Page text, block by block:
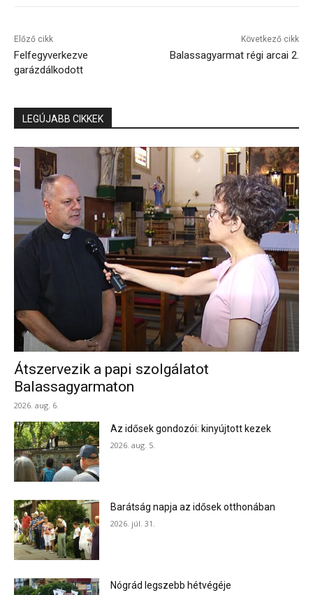
Előző cikk
Felfegyverkezve
garázdálkodott
Következő cikk
Balassagyarmat régi arcai 2.
LEGÚJABB CIKKEK
Átszervezik a papi szolgálatot
Balassagyarmaton
2026. aug. 6.
Az idősek gondozói: kinyújtott kezek
2026. aug. 5.
Barátság napja az idősek otthonában
2026. júl. 31.
Nógrád legszebb hétvégéje